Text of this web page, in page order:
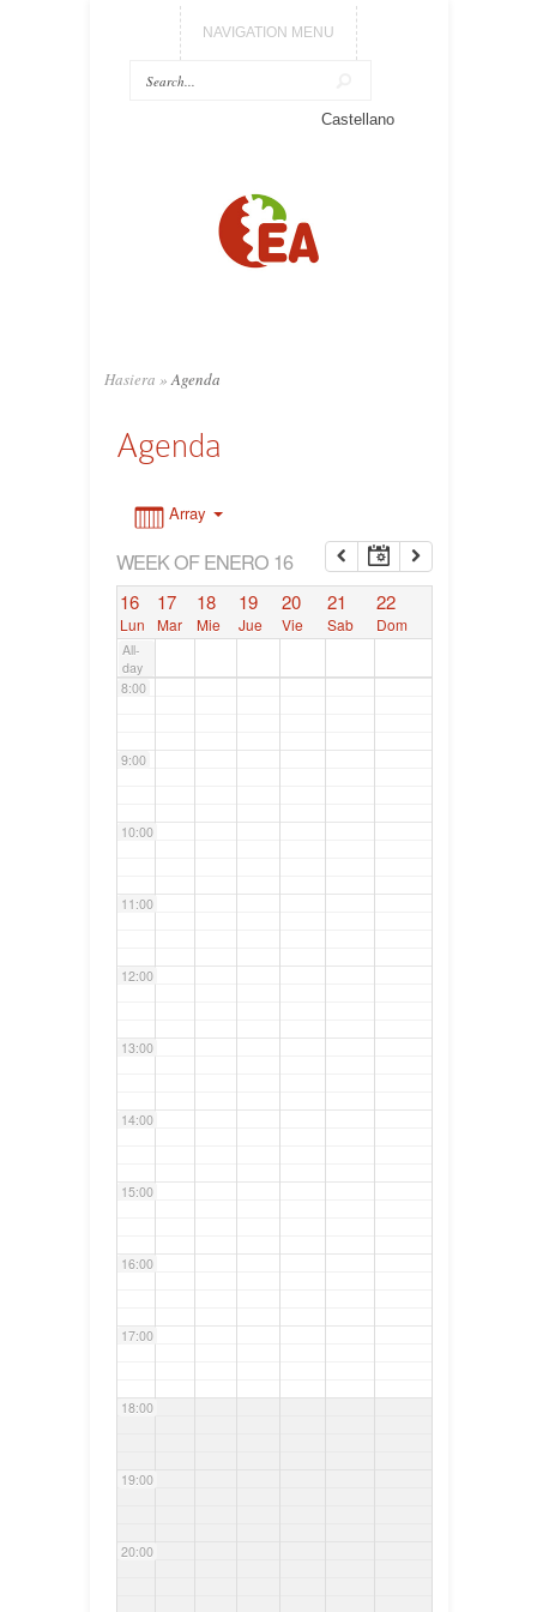
NAVIGATION MENU
Castellano
Hasiera » Agenda
Agenda
Array
WEEK OF ENERO 16
16
Lun
17
Mar
18
Mie
19
Jue
20
Vie
21
Sab
22
Dom
All-
day
7:00
8:00
9:00
10:00
11:00
12:00
13:00
14:00
15:00
16:00
17:00
18:00
19:00
20:00